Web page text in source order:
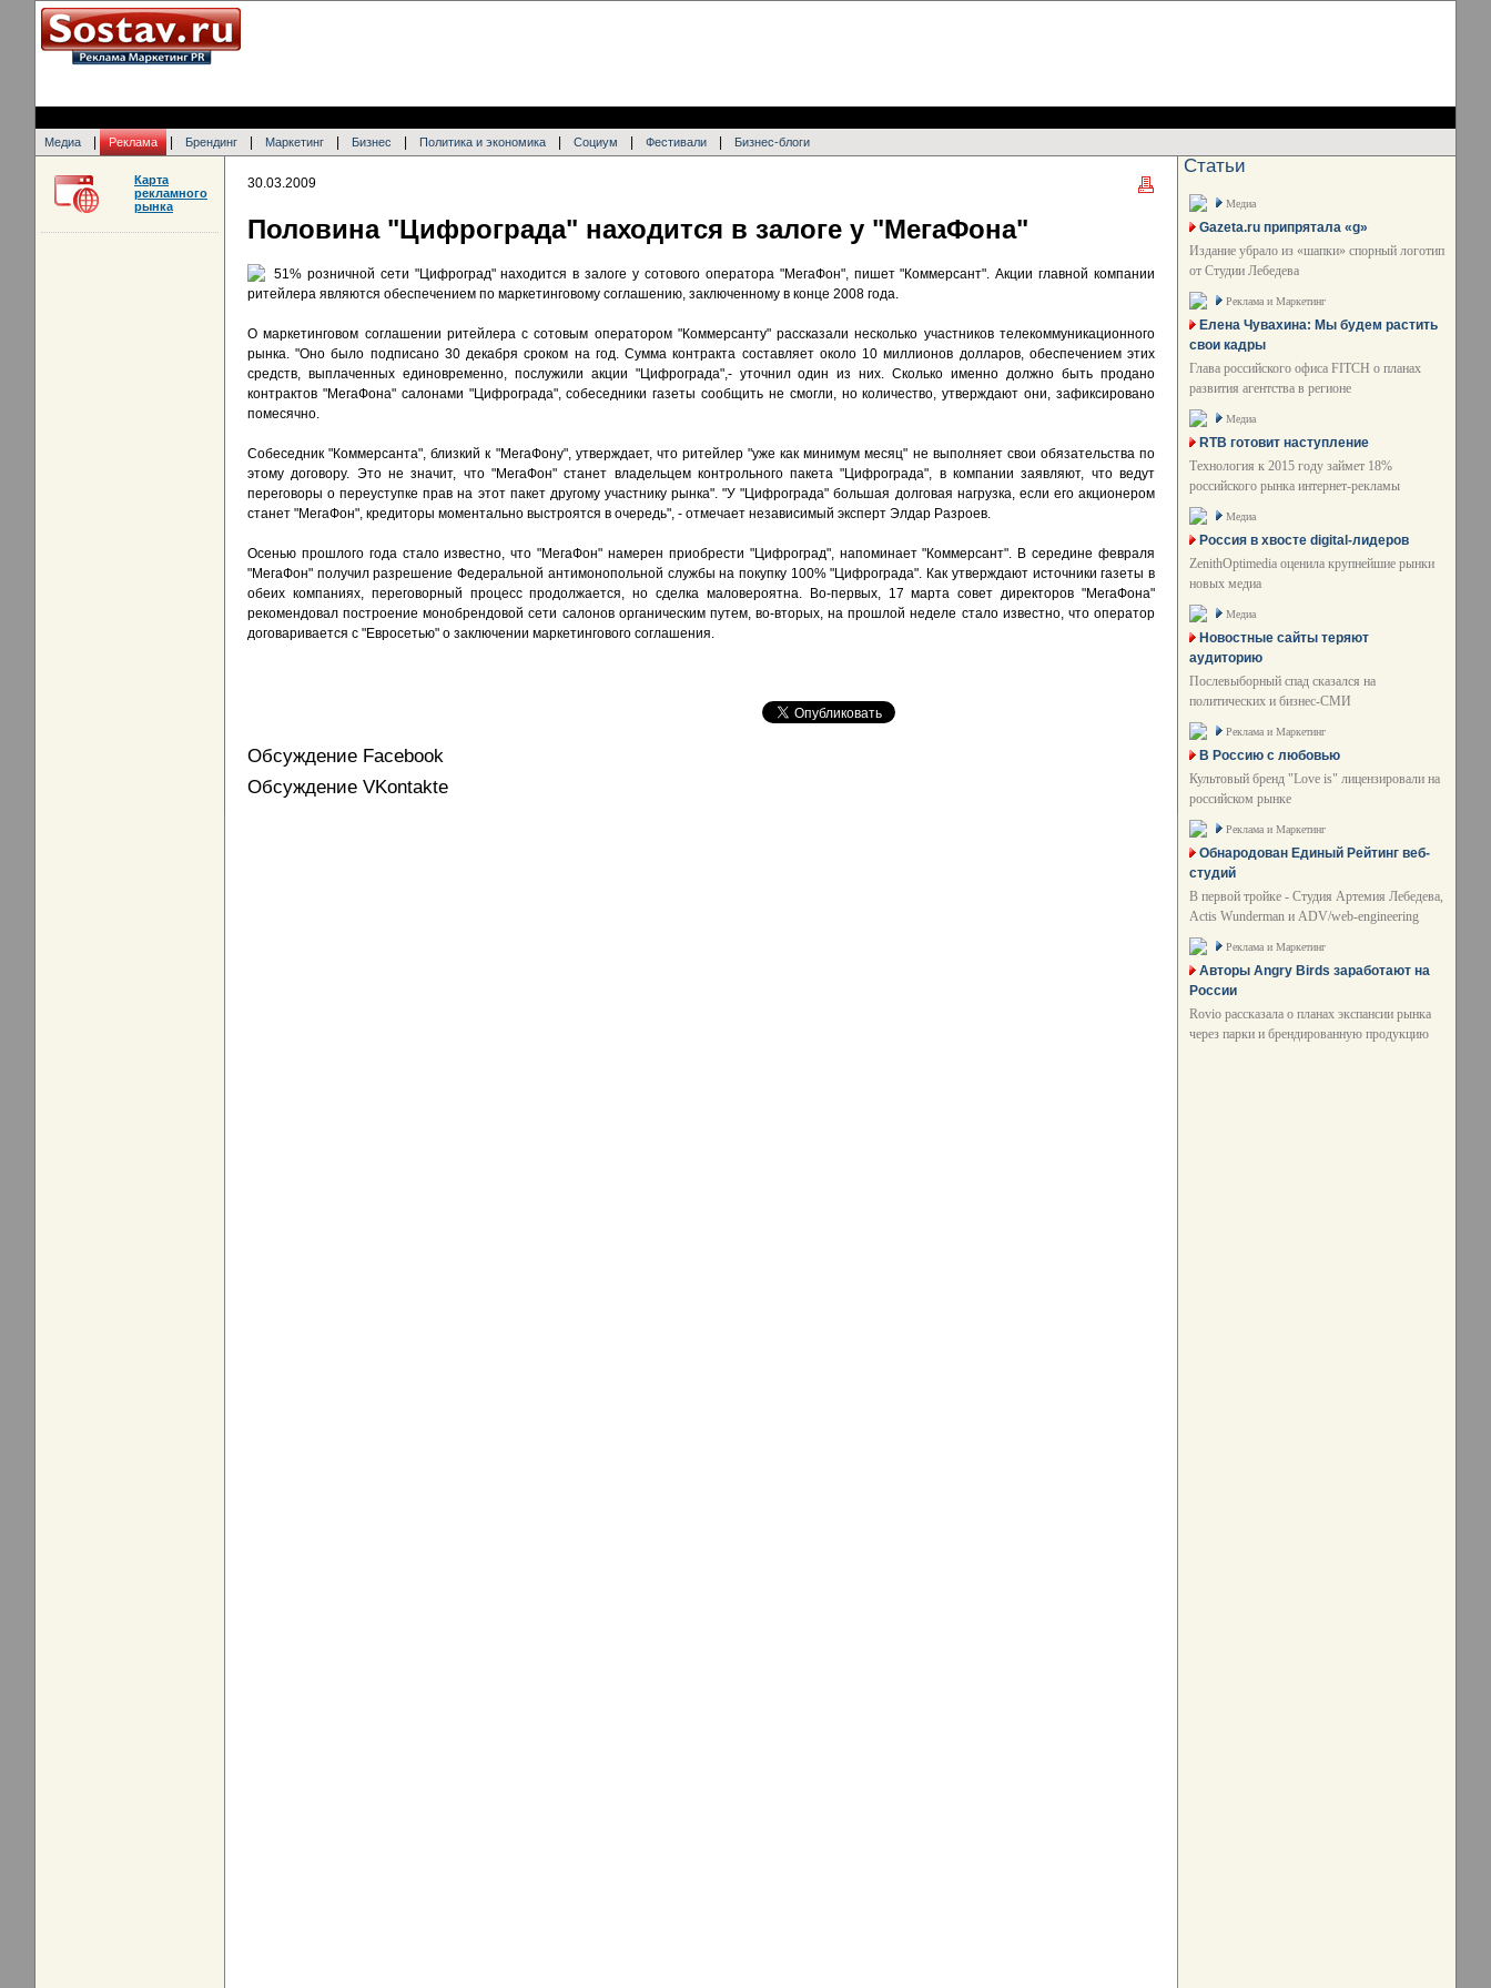
Медиа Реклама Брендинг Маркетинг Бизнес Политика и экономика Социум Фестивали Бизнес-блоги
30.03.2009
Половина "Цифрограда" находится в залоге у "МегаФона"
51% розничной сети "Цифроград" находится в залоге у сотового оператора "МегаФон", пишет "Коммерсант". Акции главной компании
ритейлера являются обеспечением по маркетинговому соглашению, заключенному в конце 2008 года.
О маркетинговом соглашении ритейлера с сотовым оператором "Коммерсанту" рассказали несколько участников телекоммуникационного
рынка. "Оно было подписано 30 декабря сроком на год. Сумма контракта составляет около 10 миллионов долларов, обеспечением этих
средств, выплаченных единовременно, послужили акции "Цифрограда",- уточнил один из них. Сколько именно должно быть продано
контрактов "МегаФона" салонами "Цифрограда", собеседники газеты сообщить не смогли, но количество, утверждают они, зафиксировано
помесячно.
Собеседник "Коммерсанта", близкий к "МегаФону", утверждает, что ритейлер "уже как минимум месяц" не выполняет свои обязательства по
этому договору. Это не значит, что "МегаФон" станет владельцем контрольного пакета "Цифрограда", в компании заявляют, что ведут
переговоры о переуступке прав на этот пакет другому участнику рынка". "У "Цифрограда" большая долговая нагрузка, если его акционером
станет "МегаФон", кредиторы моментально выстроятся в очередь", - отмечает независимый эксперт Элдар Разроев.
Осенью прошлого года стало известно, что "МегаФон" намерен приобрести "Цифроград", напоминает "Коммерсант". В середине февраля
"МегаФон" получил разрешение Федеральной антимонопольной службы на покупку 100% "Цифрограда". Как утверждают источники газеты в
обеих компаниях, переговорный процесс продолжается, но сделка маловероятна. Во-первых, 17 марта совет директоров "МегаФона"
рекомендовал построение монобрендовой сети салонов органическим путем, во-вторых, на прошлой неделе стало известно, что оператор
договаривается с "Евросетью" о заключении маркетингового соглашения.
Обсуждение Facebook
Обсуждение VKontakte
Карта
рекламного
рынка
Статьи
Медиа
Gazeta.ru припрятала «g»
Издание убрало из «шапки» спорный логотип
от Студии Лебедева
Реклама и Маркетинг
Елена Чувахина: Мы будем растить
свои кадры
Глава российского офиса FITCH о планах
развития агентства в регионе
Медиа
RTB готовит наступление
Технология к 2015 году займет 18%
российского рынка интернет-рекламы
Медиа
Россия в хвосте digital-лидеров
ZenithOptimedia оценила крупнейшие рынки
новых медиа
Медиа
Новостные сайты теряют
аудиторию
Послевыборный спад сказался на
политических и бизнес-СМИ
Реклама и Маркетинг
В Россию с любовью
Культовый бренд "Love is" лицензировали на
российском рынке
Реклама и Маркетинг
Обнародован Единый Рейтинг веб-
студий
В первой тройке - Студия Артемия Лебедева,
Actis Wunderman и ADV/web-engineering
Реклама и Маркетинг
Авторы Angry Birds заработают на
России
Rovio рассказала о планах экспансии рынка
через парки и брендированную продукцию